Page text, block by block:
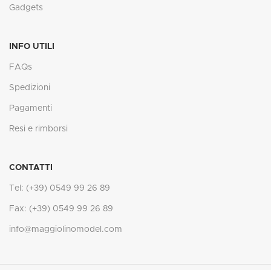
Gadgets
INFO UTILI
FAQs
Spedizioni
Pagamenti
Resi e rimborsi
CONTATTI
Tel: (+39) 0549 99 26 89
Fax: (+39) 0549 99 26 89
info@maggiolinomodel.com